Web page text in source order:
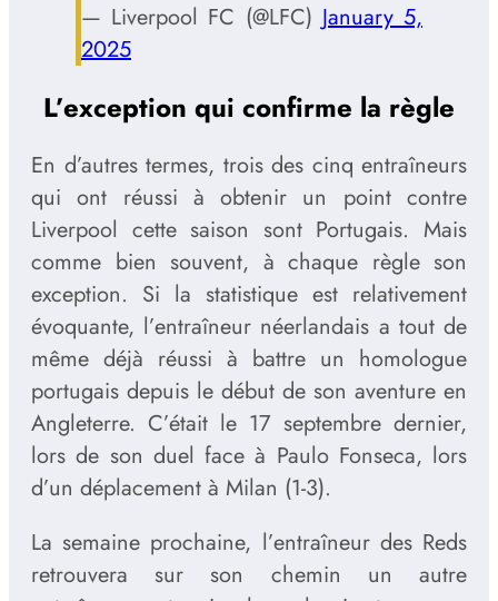
— Liverpool FC (@LFC) January 5,
2025
L’exception qui confirme la règle
En d’autres termes, trois des cinq entraîneurs
qui ont réussi à obtenir un point contre
Liverpool cette saison sont Portugais. Mais
comme bien souvent, à chaque règle son
exception. Si la statistique est relativement
évoquante, l’entraîneur néerlandais a tout de
même déjà réussi à battre un homologue
portugais depuis le début de son aventure en
Angleterre. C’était le 17 septembre dernier,
lors de son duel face à Paulo Fonseca, lors
d’un déplacement à Milan (1-3).
La semaine prochaine, l’entraîneur des Reds
retrouvera sur son chemin un autre